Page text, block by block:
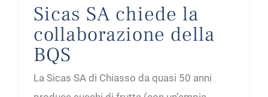
Sicas SA chiede la
collaborazione della
BQS
La Sicas SA di Chiasso da quasi 50 anni